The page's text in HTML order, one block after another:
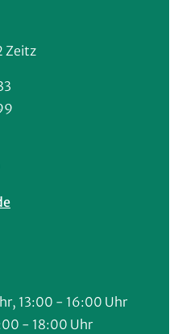
Zeitz
13:00 - 16:00 Uhr
- 18:00 Uhr